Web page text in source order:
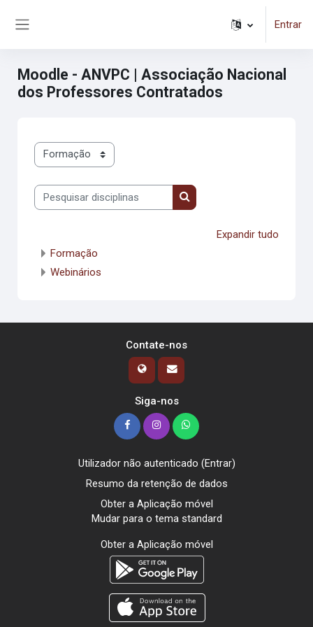
Entrar
Moodle - ANVPC | Associação Nacional
dos Professores Contratados
Categorias de disciplinas
Pesquisar disciplinas
Pesquisar disciplinas
Expandir tudo
Formação
Webinários
Contate-nos
Siga-nos
Utilizador não autenticado (Entrar)
Resumo da retenção de dados
Obter a Aplicação móvel
Mudar para o tema standard
Obter a Aplicação móvel